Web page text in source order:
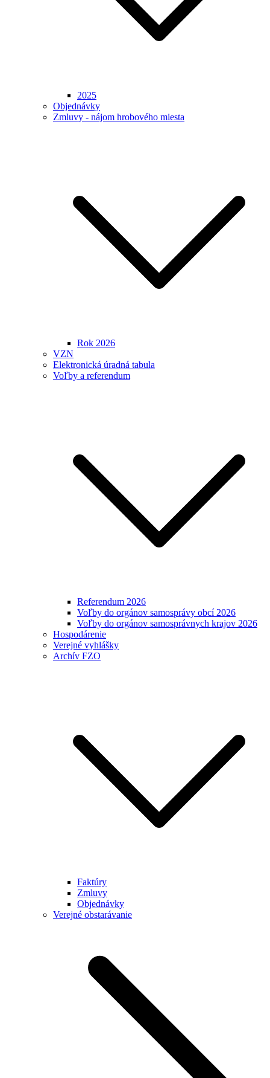
2025
Objednávky
Zmluvy - nájom hrobového miesta
Rok 2026
VZN
Elektronická úradná tabula
Voľby a referendum
Referendum 2026
Voľby do orgánov samosprávy obcí 2026
Voľby do orgánov samosprávnych krajov 2026
Hospodárenie
Verejné vyhlášky
Archív FZO
Faktúry
Zmluvy
Objednávky
Verejné obstarávanie